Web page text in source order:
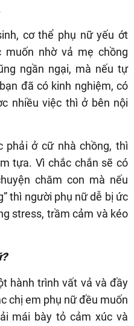
cơ thể phụ nữ yếu ớt
nhờ vả mẹ chồng
ngần ngại, mà nếu tự
đã có kinh nghiệm, có
nhiều việc thì ở bên nội
phải ở cữ nhà chồng, thì
tựa. Vì chắc chắn sẽ có
chăm con mà nếu
thì người phụ nữ dễ bị ức
stress, trầm cảm và kéo
hành trình vất vả và đầy
chị em phụ nữ đều muốn
mái bày tỏ cảm xúc và